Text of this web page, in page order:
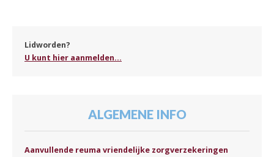
Lidworden?
U kunt hier aanmelden...
ALGEMENE INFO
Aanvullende reuma vriendelijke zorgverzekeringen